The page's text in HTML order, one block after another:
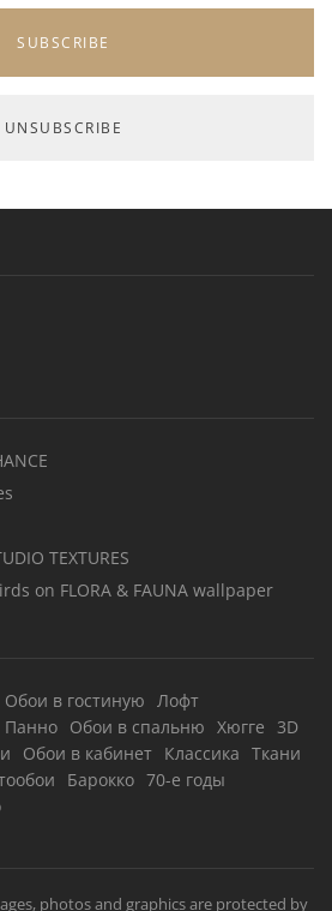
TEXTURES
on FLORA & FAUNA wallpaper
Обои в гостиную Лофт
Панно Обои в спальню Хюгге
3D
Обои в кабинет Классика Ткани
Барокко 70-е годы
photos and graphics are protected by